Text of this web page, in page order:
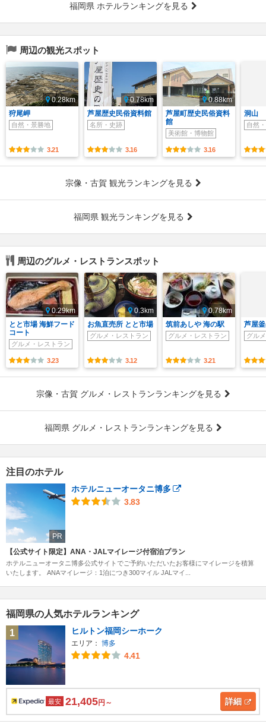
福岡県 ホテルランキングを見る
周辺の観光スポット
0.28km
狩尾岬
自然・景勝地
3.21
0.78km
芦屋歴史民俗資料館
名所・史跡
3.16
0.88km
芦屋町歴史民俗資料
館
美術館・博物館
3.16
洞山
自然
宗像・古賀 観光ランキングを見る
福岡県 観光ランキングを見る
周辺のグルメ・レストランスポット
0.29km
とと市場 海鮮フード
コート
グルメ・レストラン
3.23
0.3km
お魚直売所 とと市場
グルメ・レストラン
3.12
0.78km
筑前あしや 海の駅
グルメ・レストラン
3.21
芦屋
グル
宗像・古賀 グルメ・レストランランキングを見る
福岡県 グルメ・レストランランキングを見る
注目のホテル
PR
ホテルニューオータニ博多
3.83
【公式サイト限定】ANA・JALマイレージ付宿泊プラン
ホテルニューオータニ博多公式サイトでご予約いただいたお客様にマイレージを積算
いたします。 ANAマイレージ：1泊につき300マイル JALマイ...
福岡県の人気ホテルランキング
1
ヒルトン福岡シーホーク
エリア： 博多
4.41
最安 21,405円～ 詳細